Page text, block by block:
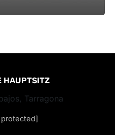
HAUPTSITZ
Tarragona